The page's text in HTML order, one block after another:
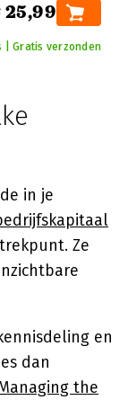
25,99
| Gratis verzonden
in je
Ze
en
dan
the